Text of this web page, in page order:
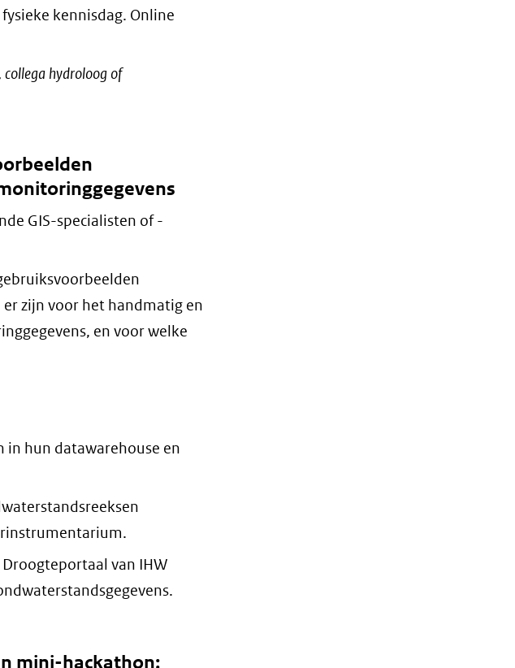
kennisdag. Online
hydroloog of
GIS-specialisten of -
zijn voor het handmatig en
en voor welke
hun datawarehouse en
van IHW
mini-hackathon: